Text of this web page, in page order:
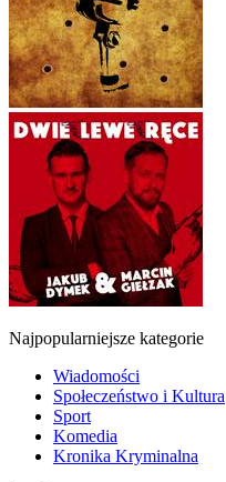
Najpopularniejsze kategorie
Wiadomości
Społeczeństwo i Kultura
Sport
Komedia
Kronika Kryminalna